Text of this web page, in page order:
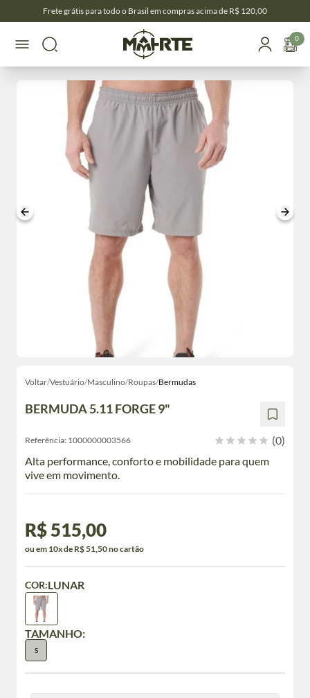
Frete grátis para todo o Brasil em compras acima de R$ 120,00
0
Voltar/Vestuário/Masculino/Roupas/Bermudas
BERMUDA 5.11 FORGE 9"
Referência: 1000000003566
(0)
Alta performance, conforto e mobilidade para quem
vive em movimento.
R$ 515,00
ou em 10x de R$ 51,50 no cartão
TAMANHO:
S
COR:LUNAR